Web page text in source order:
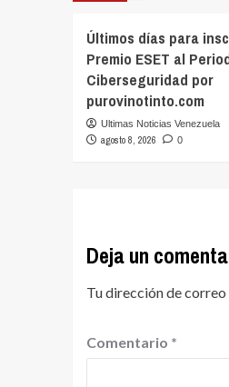
Últimos días para
Premio ESET al
Ciberseguridad por
purovinotinto.com
Ultimas Noticias Venezuela
agosto 8, 2026 0
Deja un
Tu dirección de
Comentario *